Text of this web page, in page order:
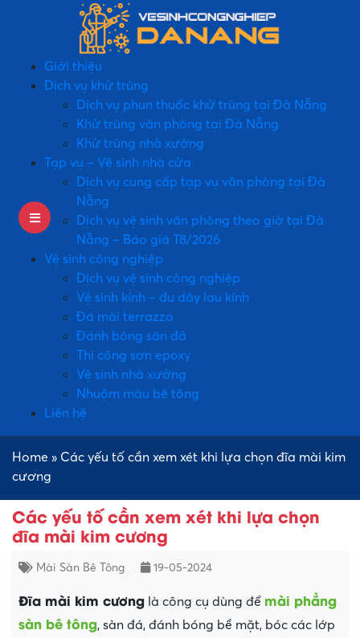
Giới thiệu
Dịch vụ khử trùng
Dịch vụ phun thuốc khử trùng tại Đà Nẵng
Khử trùng văn phòng tại Đà Nẵng
Khử trùng nhà xưởng
Tạp vụ – Vệ sinh nhà cửa
Dịch vụ cung cấp tạp vụ văn phòng tại Đà
Nẵng
Dịch vụ vệ sinh văn phòng theo giờ tại Đà
Nẵng – Báo giá T8/2026
Vệ sinh công nghiệp
Dịch vụ vệ sinh công nghiệp
Vệ sinh kính – đu dây lau kính
Đá mài terrazzo
Đánh bóng sàn đá
Thi công sơn epoxy
Vệ sinh nhà xưởng
Nhuộm màu bê tông
Liên hệ
Home » Các yếu tố cần xem xét khi lựa chọn đĩa mài kim
cương
Các yếu tố cần xem xét khi lựa chọn
đĩa mài kim cương
Mài Sàn Bê Tông 19-05-2024
Đĩa mài kim cương là công cụ dùng để mài phẳng
sàn bê tông, sàn đá, đánh bóng bề mặt, bóc các lớp